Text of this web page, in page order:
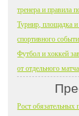
тренера и правила
Турнир, площадка и
спортивного
Футбол и хоккей
от отдельного матча
Рост обязательных